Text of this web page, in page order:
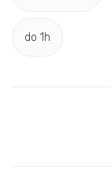
do 1h